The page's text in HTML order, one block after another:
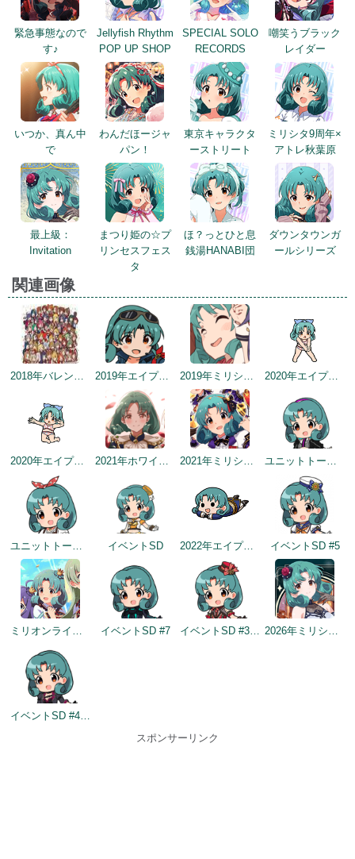
緊急事態なので
す♪
Jellyfish Rhythm
POP UP SHOP
SPECIAL SOLO
RECORDS
嘲笑うブラック
レイダー
いつか、真ん中
で
わんだほージャ
パン！
東京キャラクタ
ーストリート
ミリシタ9周年×
アトレ秋葉原
最上級：
Invitation
まつり姫の☆プ
リンセスフェス
タ
ほ？っとひと息
銭湯HANABI団
ダウンタウンガ
ールシリーズ
関連画像
2018年バレンタインデー公式ツイート 2019年エイプリルミニゲーム 2019年ミリシタ2周年カウントダウン（2日前） 2020年エイプリルフールネタ
2020年エイプリルフールネタ 2021年ホワイトデートップ画面 2021年ミリシタ4周年トップ画面 ユニットトークイメージ（2021-07-29～）
ユニットトークイメージ（2021-07-29～） イベントSD 2022年エイプリルフールネタ イベントSD #5
ミリオンライブ10周年記念トップ画面 イベントSD #7 イベントSD #330 2026年ミリシタ9周年トップ画面
イベントSD #441
スポンサーリンク